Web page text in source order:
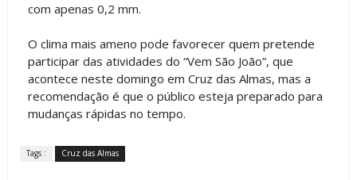
com apenas 0,2 mm.
O clima mais ameno pode favorecer quem pretende
participar das atividades do “Vem São João”, que
acontece neste domingo em Cruz das Almas, mas a
recomendação é que o público esteja preparado para
mudanças rápidas no tempo.
Tags : Cruz das Almas